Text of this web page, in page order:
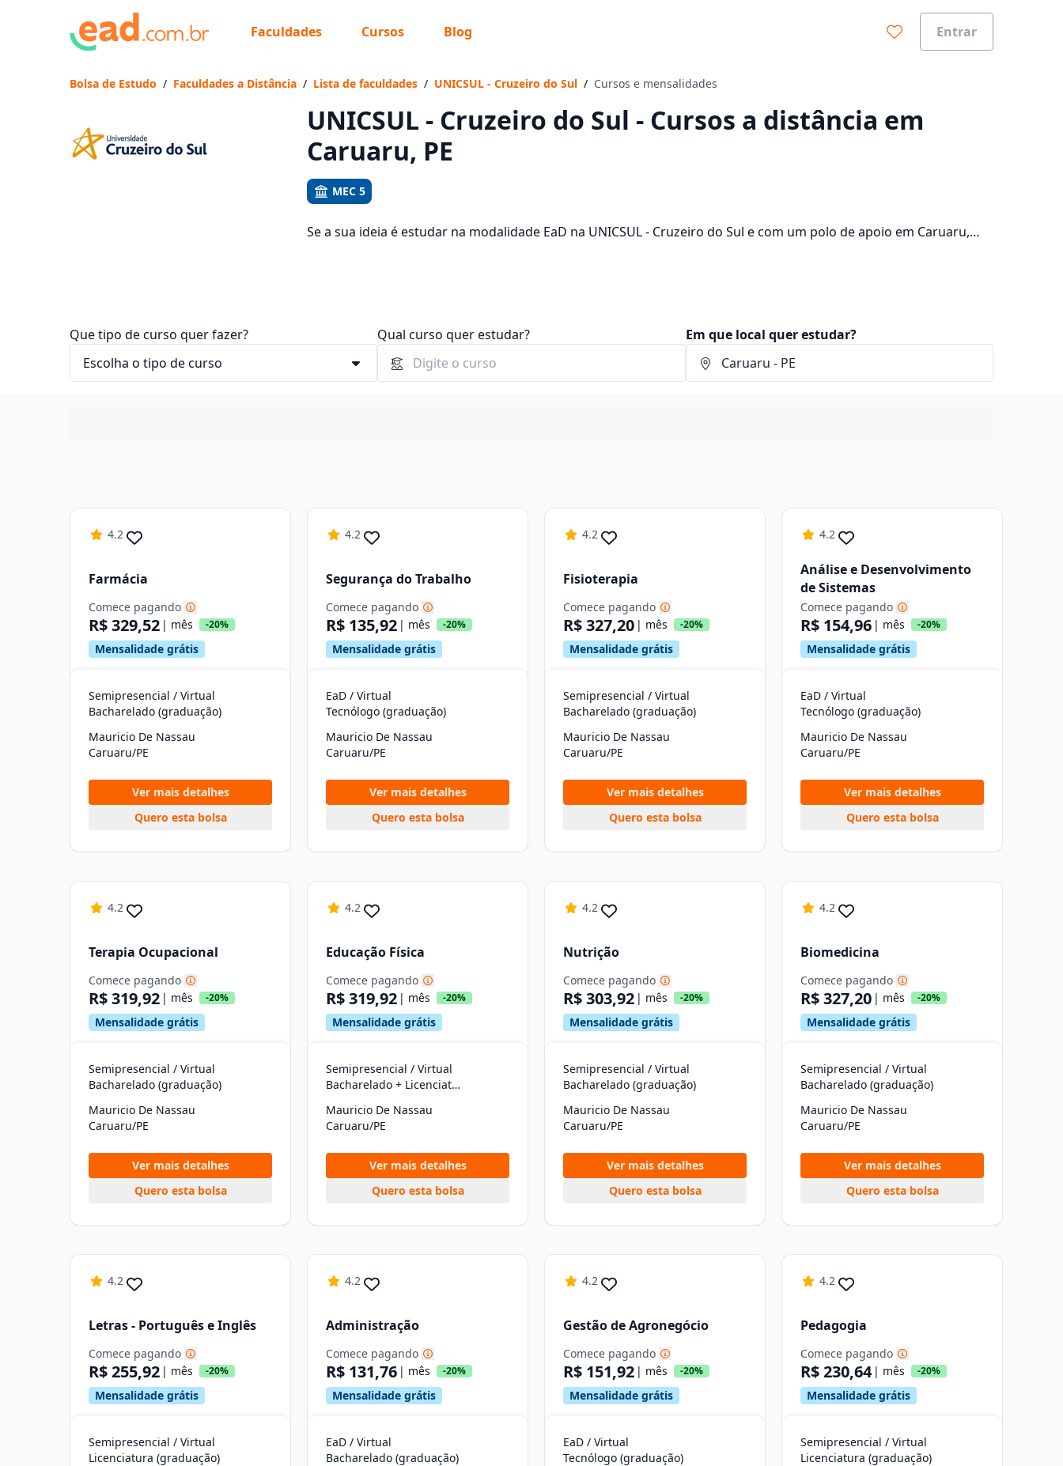
Faculdades Cursos Blog Entrar
Vamos te guiar no caminho ideal para seus estudos
Bolsa de Estudo / Faculdades a Distância / Lista de faculdades / UNICSUL - Cruzeiro do Sul / Cursos e mensalidades
UNICSUL - Cruzeiro do Sul - Cursos a distância em
Caruaru, PE
MEC 5
Se a sua ideia é estudar na modalidade EaD na UNICSUL - Cruzeiro do Sul e com um polo de apoio em Caruaru,
Que tipo de curso quer fazer? Qual curso quer estudar? Em que local quer estudar?
4.2
Farmácia
Comece pagando
R$ 329,52 | mês -20%
Mensalidade grátis
Semipresencial / Virtual
Bacharelado (graduação)
Mauricio De Nassau
Caruaru/PE
Ver mais detalhes
Quero esta bolsa
4.2
Segurança do Trabalho
Comece pagando
R$ 135,92 | mês -20%
Mensalidade grátis
EaD / Virtual
Tecnólogo (graduação)
Mauricio De Nassau
Caruaru/PE
Ver mais detalhes
Quero esta bolsa
4.2
Fisioterapia
Comece pagando
R$ 327,20 | mês -20%
Mensalidade grátis
Semipresencial / Virtual
Bacharelado (graduação)
Mauricio De Nassau
Caruaru/PE
Ver mais detalhes
Quero esta bolsa
4.2
Análise e Desenvolvimento
de Sistemas
Comece pagando
R$ 154,96 | mês -20%
Mensalidade grátis
EaD / Virtual
Tecnólogo (graduação)
Mauricio De Nassau
Caruaru/PE
Ver mais detalhes
Quero esta bolsa
4.2
Terapia Ocupacional
Comece pagando
R$ 319,92 | mês -20%
Mensalidade grátis
Semipresencial / Virtual
Bacharelado (graduação)
Mauricio De Nassau
Caruaru/PE
Ver mais detalhes
Quero esta bolsa
4.2
Educação Física
Comece pagando
R$ 319,92 | mês -20%
Mensalidade grátis
Semipresencial / Virtual
Bacharelado + Licenciatura (graduação)
Mauricio De Nassau
Caruaru/PE
Ver mais detalhes
Quero esta bolsa
4.2
Nutrição
Comece pagando
R$ 303,92 | mês -20%
Mensalidade grátis
Semipresencial / Virtual
Bacharelado (graduação)
Mauricio De Nassau
Caruaru/PE
Ver mais detalhes
Quero esta bolsa
4.2
Biomedicina
Comece pagando
R$ 327,20 | mês -20%
Mensalidade grátis
Semipresencial / Virtual
Bacharelado (graduação)
Mauricio De Nassau
Caruaru/PE
Ver mais detalhes
Quero esta bolsa
4.2
Letras - Português e Inglês
Comece pagando
R$ 255,92 | mês -20%
Mensalidade grátis
Semipresencial / Virtual
Licenciatura (graduação)
4.2
Administração
Comece pagando
R$ 131,76 | mês -20%
Mensalidade grátis
EaD / Virtual
Bacharelado (graduação)
4.2
Gestão de Agronegócio
Comece pagando
R$ 151,92 | mês -20%
Mensalidade grátis
EaD / Virtual
Tecnólogo (graduação)
4.2
Pedagogia
Comece pagando
R$ 230,64 | mês -20%
Mensalidade grátis
Semipresencial / Virtual
Licenciatura (graduação)